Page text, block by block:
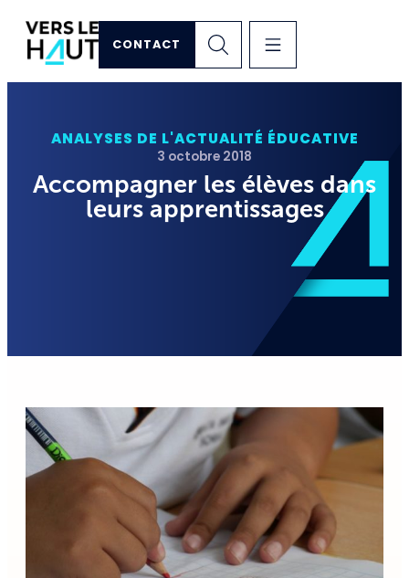
CONTACT
ANALYSES DE L'ACTUALITÉ ÉDUCATIVE
3 octobre 2018
Accompagner les élèves dans
leurs apprentissages